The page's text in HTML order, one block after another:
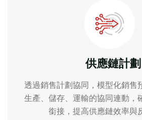
供應鏈計劃
透過銷售計劃協同，模型化銷售
生產、儲存、運輸的協同連動，
銜接，提高供應鏈效率與